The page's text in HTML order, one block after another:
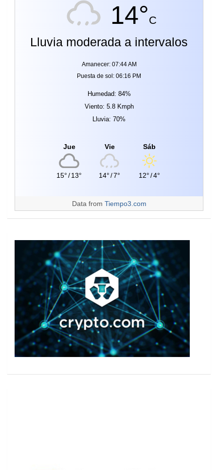
14°C
Lluvia moderada a intervalos
Amanecer: 07:44 AM
Puesta de sol: 06:16 PM
Humedad: 84%
Viento: 5.8 Kmph
Lluvia: 70%
Jue
15°/13°
Vie
14°/7°
Sáb
12°/4°
Data from Tiempo3.com